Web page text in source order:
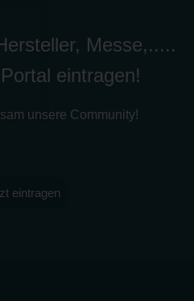
Messe,.....
eintragen!
unsere Community!
eintragen